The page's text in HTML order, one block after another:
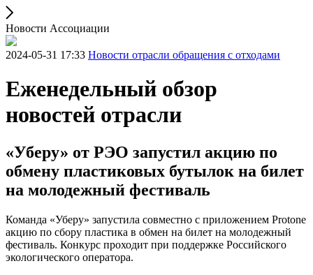
Новости Ассоциации
2024-05-31 17:33 Новости отрасли обращения с отходами
Еженедельный обзор
новостей отрасли
«Уберу» от РЭО запустил акцию по
обмену пластиковых бутылок на билет
на молодежный фестиваль
Команда «Уберу» запустила совместно с приложением Protone
акцию по сбору пластика в обмен на билет на молодежный
фестиваль. Конкурс проходит при поддержке Российского
экологического оператора.